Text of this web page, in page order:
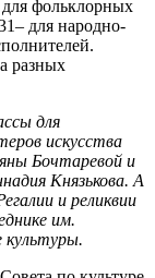
фольклорных
для народно-
разных
для
искусства
Бочтаревой и
Князькова. А
и реликвии
им.